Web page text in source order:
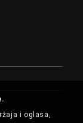
i oglasa,